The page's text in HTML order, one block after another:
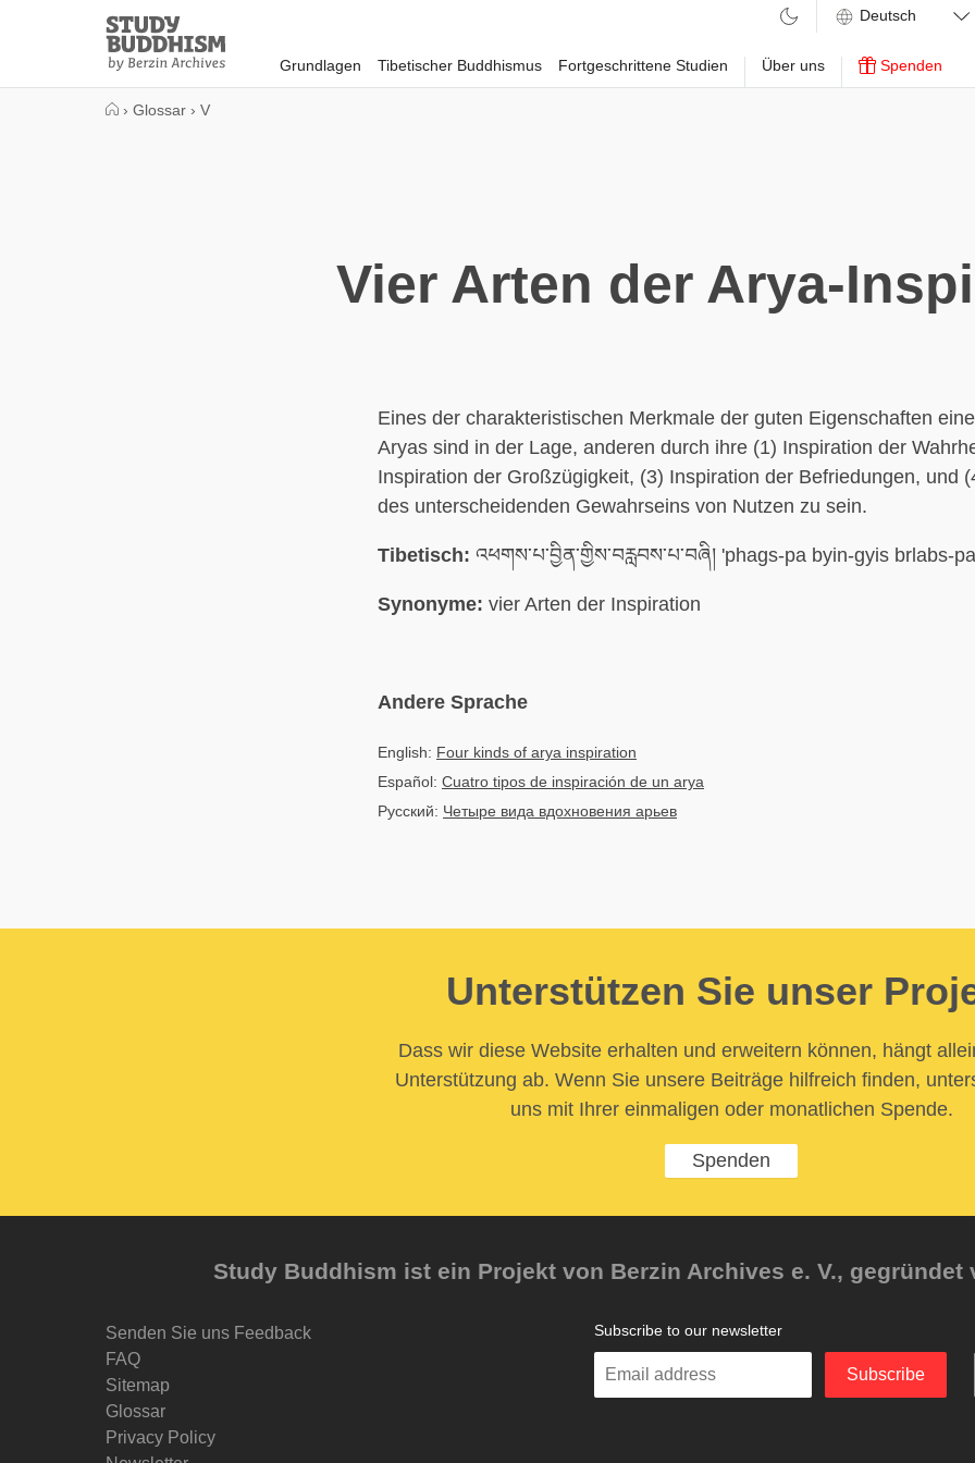
Study
Buddhism
Home
Grundlagen Tibetischer Buddhismus Fortgeschrittene Studien Über uns Spenden
› Glossar › V
Vier Arten der Arya-
Eines der charakteristischen Merkmale der guten Eigenschaften
Aryas sind in der Lage, anderen durch ihre (1) Inspiration der
Inspiration der Großzügigkeit, (3) Inspiration der Befriedungen, und
des unterscheidenden Gewahrseins von Nutzen zu sein.
Tibetisch: འཕགས་པ་བྱིན་གྱིས་བརླབས་པ་བཞི། 'phags-pa byin-gyis brlabs-
Synonyme: vier Arten der Inspiration
Andere Sprache
English: Four kinds of arya inspiration
Español: Cuatro tipos de inspiración de un arya
Русский: Четыре вида вдохновения арьев
Unterstützen Sie unser
Dass wir diese Website erhalten und erweitern können, hängt
Unterstützung ab. Wenn Sie unsere Beiträge hilfreich finden,
uns mit Ihrer einmaligen oder monatlichen Spende.
Spenden
Study Buddhism ist ein Projekt von Berzin Archives e. V., gegründet
Senden Sie uns Feedback
FAQ
Sitemap
Glossar
Privacy Policy
Subscribe to our newsletter
Enter
Subscribe